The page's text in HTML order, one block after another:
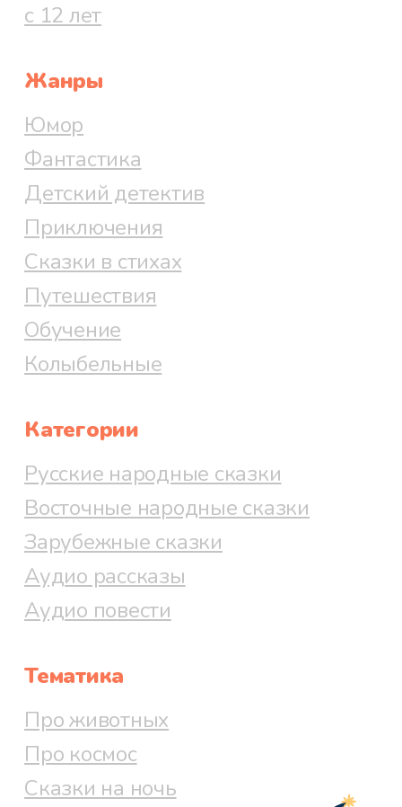
с 12 лет
Жанры
Юмор
Фантастика
Детский детектив
Приключения
Сказки в стихах
Путешествия
Обучение
Колыбельные
Категории
Русские народные сказки
Восточные народные сказки
Зарубежные сказки
Аудио рассказы
Аудио повести
Тематика
Про животных
Про космос
Сказки на ночь